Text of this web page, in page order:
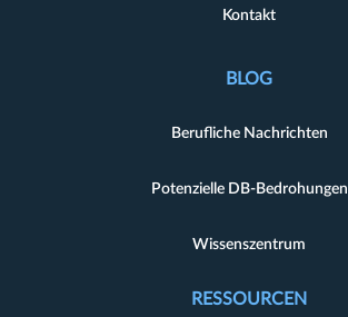
Kontakt
BLOG
Berufliche Nachrichten
Potenzielle DB-Bedrohungen
Wissenszentrum
RESSOURCEN